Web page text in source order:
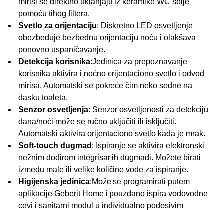
mirisi se direktno uklanjaju iz keramike WC šolje
pomoću tihog filtera.
Svetlo za orijentaciju: Diskretno LED osvetljenje
obezbeđuje bezbednu orijentaciju noću i olakšava
ponovno uspaničavanje.
Detekcija korisnika:Jedinica za prepoznavanje
korisnika aktivira i noćno orijentaciono svetlo i odvod
mirisa. Automatski se pokreće čim neko sedne na
dasku toaleta.
Senzor osvetljenja: Senzor osvetljenosti za detekciju
dana/noći može se ručno uključiti ili isključiti.
Automatski aktivira orijentaciono svetlo kada je mrak.
Soft-touch dugmad : Ispiranje se aktivira elektronski
nežnim dodirom integrisanih dugmadi. Možete birati
između male ili velike količine vode za ispiranje.
Higijenska jedinica:Može se programirati putem
aplikacije Geberit Home i pouzdano ispira vodovodne
cevi i sanitarni modul u individualno podesivim